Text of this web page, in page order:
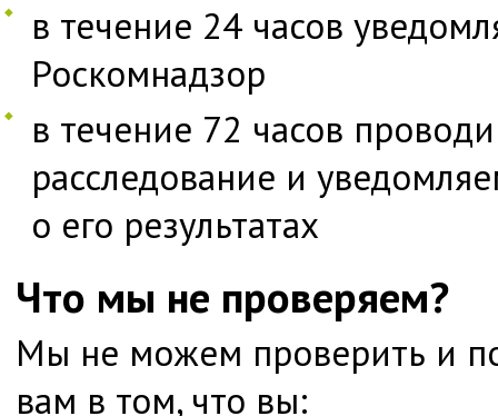
в течение 24 часов
Роскомнадзор
в течение 72 часов
расследование и
о его результатах
Что мы не проверяем?
Мы не можем проверить и
вам в том, что вы: